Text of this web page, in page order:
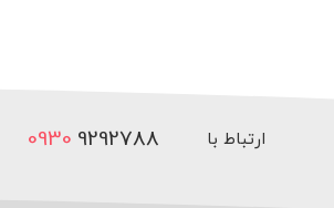
ارتباط با 0930 9292788